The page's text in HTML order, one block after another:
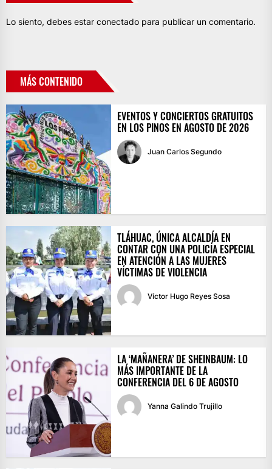
Lo siento, debes estar conectado para publicar un comentario.
MÁS CONTENIDO
EVENTOS Y CONCIERTOS GRATUITOS
EN LOS PINOS EN AGOSTO DE 2026
Juan Carlos Segundo
TLÁHUAC, ÚNICA ALCALDÍA EN
CONTAR CON UNA POLICÍA ESPECIAL
EN ATENCIÓN A LAS MUJERES
VÍCTIMAS DE VIOLENCIA
Víctor Hugo Reyes Sosa
LA ‘MAÑANERA’ DE SHEINBAUM: LO
MÁS IMPORTANTE DE LA
CONFERENCIA DEL 6 DE AGOSTO
Yanna Galindo Trujillo